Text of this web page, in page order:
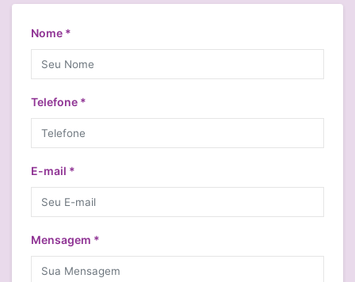
Nome *
Telefone *
E-mail *
Mensagem *